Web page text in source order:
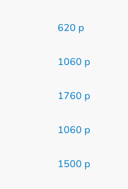
620 р
1060 р
1760 р
1060 р
1500 р